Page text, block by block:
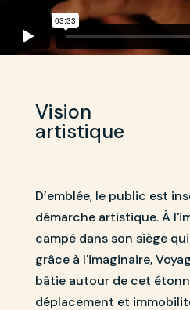
Vision
artistique
D’emblée, le public est
démarche artistique. À
campé dans son siège
grâce à l'imaginaire,
bâtie autour de cet
déplacement et